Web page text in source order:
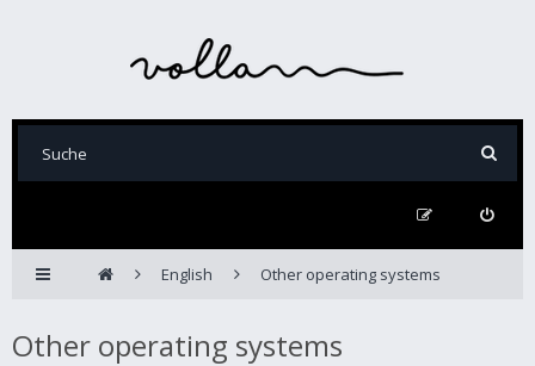
English Other operating systems
Other operating systems